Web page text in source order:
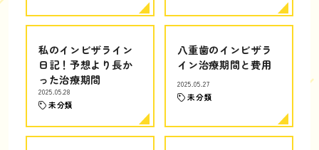
私のインビザライン
日記！予想より長か
った治療期間
2025.05.28
未分類
八重歯のインビザラ
イン治療期間と費用
2025.05.27
未分類